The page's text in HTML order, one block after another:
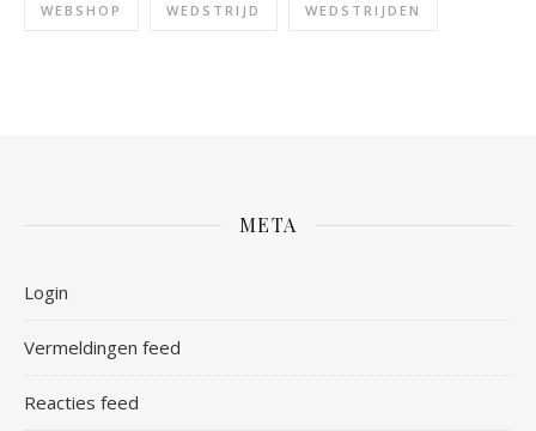
WEBSHOP WEDSTRIJD WEDSTRIJDEN
META
Login
Vermeldingen feed
Reacties feed